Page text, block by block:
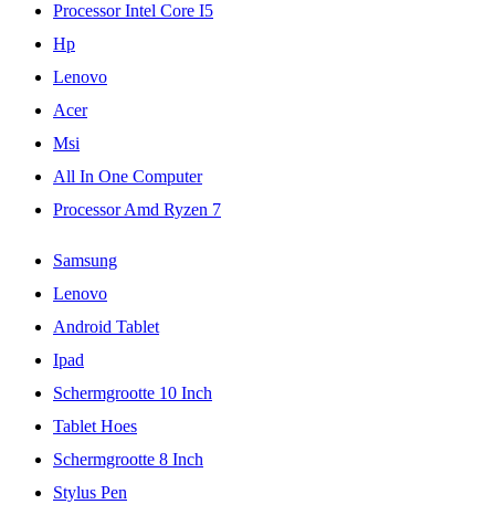
Processor Intel Core I5
Hp
Lenovo
Acer
Msi
All In One Computer
Processor Amd Ryzen 7
Samsung
Lenovo
Android Tablet
Ipad
Schermgrootte 10 Inch
Tablet Hoes
Schermgrootte 8 Inch
Stylus Pen